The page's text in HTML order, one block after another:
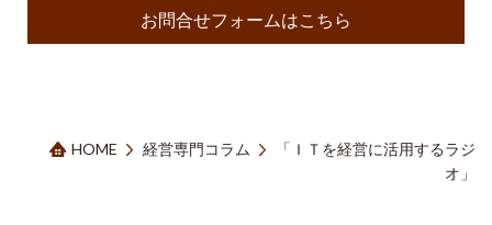
お問合せフォームはこちら
HOME 経営専門コラム
「ＩＴを経営に活用するラジ
オ」